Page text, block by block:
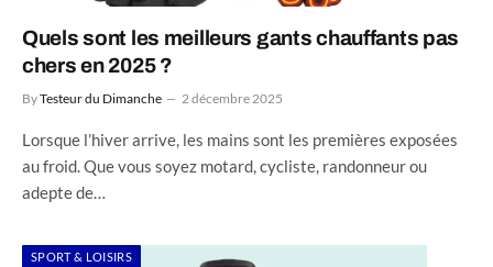
Quels sont les meilleurs gants chauffants pas
chers en 2025 ?
ByTesteur du Dimanche 2 décembre 2025
Lorsque l’hiver arrive, les mains sont les premières exposées
au froid. Que vous soyez motard, cycliste, randonneur ou
adepte de…
SPORT & LOISIRS